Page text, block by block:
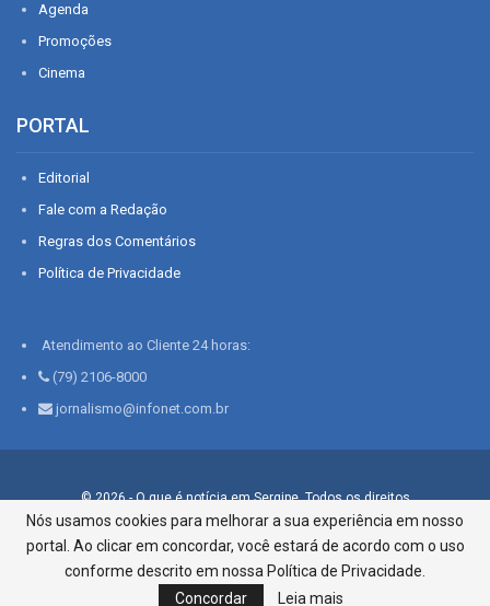
Agenda
Promoções
Cinema
PORTAL
Editorial
Fale com a Redação
Regras dos Comentários
Política de Privacidade
Atendimento ao Cliente 24 horas:
(79) 2106-8000
jornalismo@infonet.com.br
© 2026 - O que é notícia em Sergipe. Todos os direitos
reservados.
Infonet - Rua Monsenhor Silveira 276, Bairro São José |
Aracaju-SE, CEP 49015-030, Fone: 79.2106.8000 - CI Centro de
Informações LTDA
Nós usamos cookies para melhorar a sua experiência em nosso
portal. Ao clicar em concordar, você estará de acordo com o uso
conforme descrito em nossa Política de Privacidade.
Concordar
Leia mais